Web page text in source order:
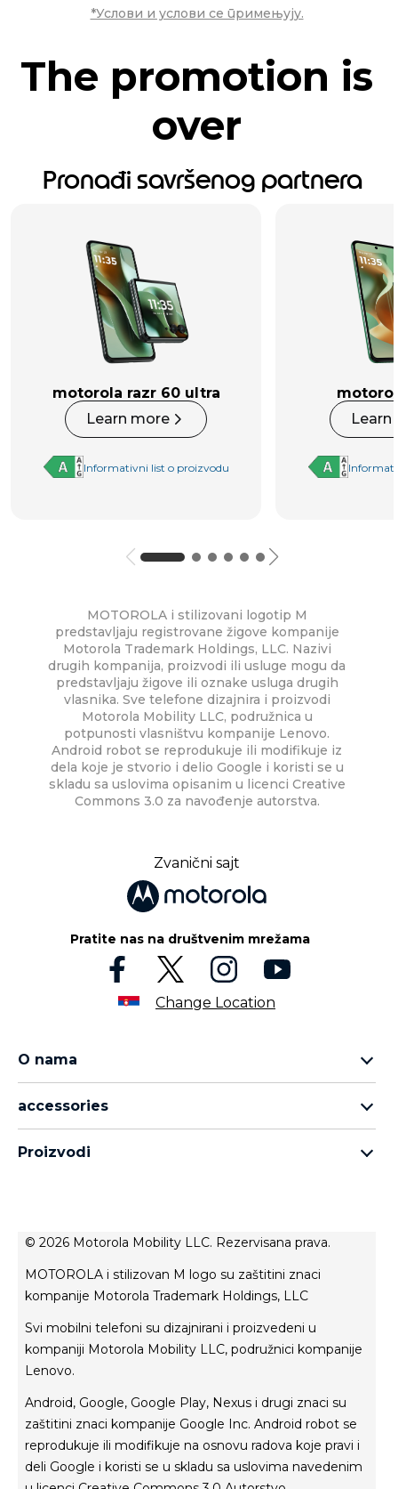
*Услови и услови се примењују.
The promotion is
over
Pronađi savršenog partnera
motorola razr 60 ultra
Learn more
Informativni list o proizvodu
Learn
MOTOROLA i stilizovani logotip M
predstavljaju registrovane žigove kompanije
Motorola Trademark Holdings, LLC. Nazivi
drugih kompanija, proizvodi ili usluge mogu da
predstavljaju žigove ili oznake usluga drugih
vlasnika. Sve telefone dizajnira i proizvodi
Motorola Mobility LLC, podružnica u
potpunosti vlasništvu kompanije Lenovo.
Android robot se reprodukuje ili modifikuje iz
dela koje je stvorio i delio Google i koristi se u
skladu sa uslovima opisanim u licenci Creative
Commons 3.0 za navođenje autorstva.
Zvanični sajt
Pratite nas na društvenim mrežama
Change Location
O nama
Moto G porodica
accessories
Proizvodi
conditions of sale
Website Privacy
Файли cookie
product privacy
© 2026 Motorola Mobility LLC. Rezervisana prava.
MOTOROLA i stilizovan M logo su zaštitini znaci
kompanije Motorola Trademark Holdings, LLC
Svi mobilni telefoni su dizajnirani i proizvedeni u
kompaniji Motorola Mobility LLC, podružnici kompanije
Lenovo.
Android, Google, Google Play, Nexus i drugi znaci su
zaštitini znaci kompanije Google Inc. Android robot se
reprodukuje ili modifikuje na osnovu radova koje pravi i
deli Google i koristi se u skladu sa uslovima navedenim